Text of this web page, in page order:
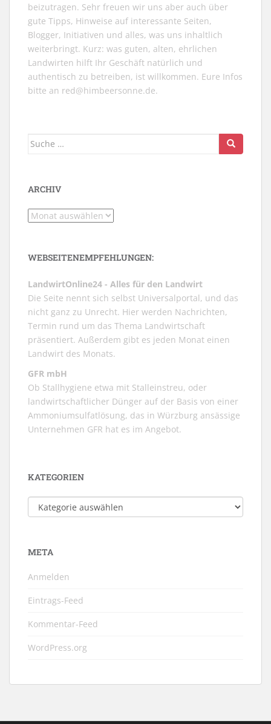
beizutragen. Sehr freuen wir uns aber auch über
gute Tipps, Hinweise auf interessante Seiten,
Blogger, Initiativen und alles, was uns inhaltlich
weiterbringt. Kurz: was guten, alten, ehrlichen
Landwirten hilft Ihr Geschäft natürlich und
authentisch zu betreiben, ist willkommen. Eure Infos
bitte an red@himbeersonne.de.
Suche
ARCHIV
Archiv
WEBSEITENEMPFEHLUNGEN:
LandwirtOnline24 - Alles für den Landwirt
Die Seite nennt sich selbst Universalportal, und das
nicht ganz zu Unrecht. Hier werden Nachrichten,
Termin rund um das Thema Landwirtschaft
präsentiert. Außerdem gibt es jeden Monat einen
Landwirt des Monats.
GFR mbH
Ob Stallhygiene etwa mit Stalleinstreu, oder
landwirtschaftlicher Dünger auf der Basis von einer
Ammoniumsulfatlösung, das in Würzburg ansässige
Unternehmen GFR hat es im Angebot.
KATEGORIEN
Kategorien
META
Anmelden
Eintrags-Feed
Kommentar-Feed
WordPress.org